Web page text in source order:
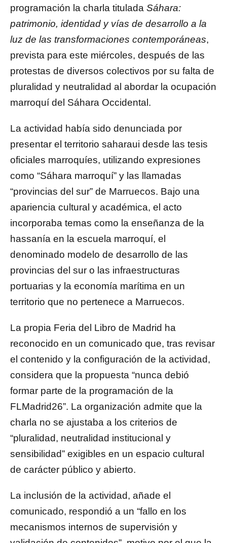
programación la charla titulada Sáhara:
patrimonio, identidad y vías de desarrollo a la
luz de las transformaciones contemporáneas,
prevista para este miércoles, después de las
protestas de diversos colectivos por su falta de
pluralidad y neutralidad al abordar la ocupación
marroquí del Sáhara Occidental.
La actividad había sido denunciada por
presentar el territorio saharaui desde las tesis
oficiales marroquíes, utilizando expresiones
como “Sáhara marroquí” y las llamadas
“provincias del sur” de Marruecos. Bajo una
apariencia cultural y académica, el acto
incorporaba temas como la enseñanza de la
hassanía en la escuela marroquí, el
denominado modelo de desarrollo de las
provincias del sur o las infraestructuras
portuarias y la economía marítima en un
territorio que no pertenece a Marruecos.
La propia Feria del Libro de Madrid ha
reconocido en un comunicado que, tras revisar
el contenido y la configuración de la actividad,
considera que la propuesta “nunca debió
formar parte de la programación de la
FLMadrid26”. La organización admite que la
charla no se ajustaba a los criterios de
“pluralidad, neutralidad institucional y
sensibilidad” exigibles en un espacio cultural
de carácter público y abierto.
La inclusión de la actividad, añade el
comunicado, respondió a un “fallo en los
mecanismos internos de supervisión y